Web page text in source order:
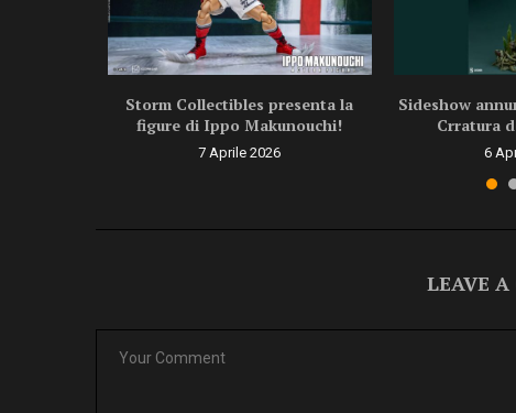
Storm Collectibles presenta la
figure di Ippo Makunouchi!
7 Aprile 2026
Sideshow
Crratura
6
LEAVE